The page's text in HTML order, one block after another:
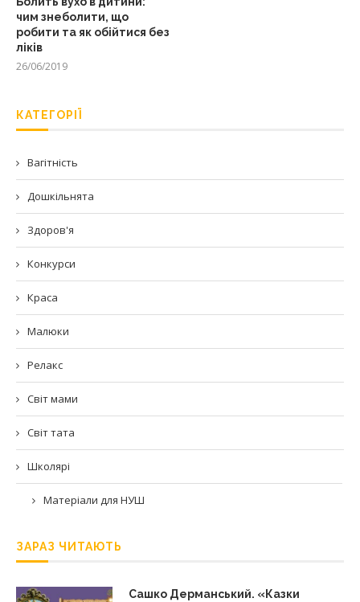
чим знеболити, що
робити та як обійтися без
ліків
26/06/2019
КАТЕГОРІЇ
Вагітність
Дошкільнята
Здоров'я
Конкурси
Краса
Малюки
Релакс
Світ мами
Світ тата
Школярі
Матеріали для НУШ
ЗАРАЗ ЧИТАЮТЬ
Сашко Дерманський. «Казки